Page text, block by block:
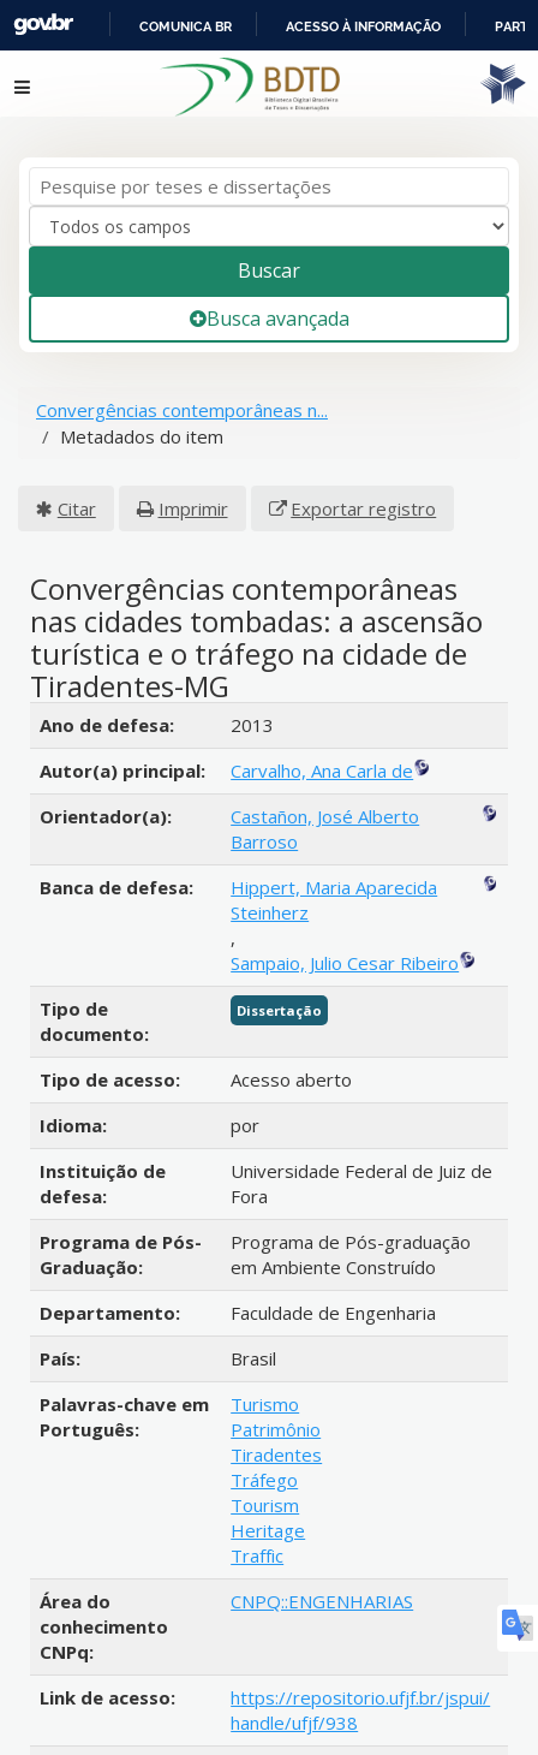
IR
PARA
COMUNICA BR ACESSO À INFORMAÇÃO
Pular para o conteúdo
Buscar
Busca avançada
Convergências contemporâneas n...
Metadados do item
Citar Imprimir Exportar registro
Convergências contemporâneas
nas cidades tombadas: a ascensão
turística e o tráfego na cidade de
Tiradentes-MG
Detalhes bibliográficos
Ano de defesa:
2013
Autor(a) principal:
Carvalho, Ana Carla de
Orientador(a):
Castañon, José Alberto
Barroso
Banca de defesa:
Hippert, Maria Aparecida
Steinherz
,
Sampaio, Julio Cesar Ribeiro
Tipo de
documento:
Dissertação
Tipo de acesso:
Acesso aberto
Idioma:
por
Instituição de
defesa:
Universidade Federal de Juiz de
Fora
Programa de Pós-
Graduação:
Programa de Pós-graduação
em Ambiente Construído
Departamento:
Faculdade de Engenharia
País:
Brasil
Palavras-chave em
Português:
Turismo
Patrimônio
Tiradentes
Tráfego
Tourism
Heritage
Traffic
Área do
conhecimento
CNPq:
CNPQ::ENGENHARIAS
Link de acesso:
https://repositorio.ufjf.br/jspui/
handle/ufjf/938